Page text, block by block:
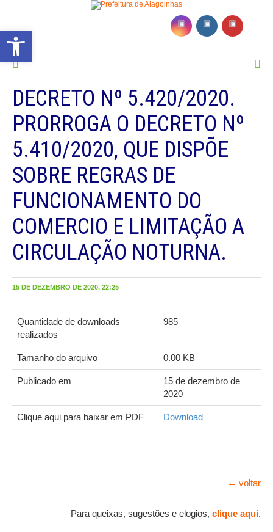
MENU
DECRETO Nº 5.420/2020.
PRORROGA O DECRETO Nº
5.410/2020, QUE DISPÕE
SOBRE REGRAS DE
FUNCIONAMENTO DO
COMERCIO E LIMITAÇÃO A
CIRCULAÇÃO NOTURNA.
15 DE DEZEMBRO DE 2020, 22:25
Quantidade de downloads
realizados
985
Tamanho do arquivo 0.00 KB
Publicado em
15 de dezembro de
2020
Clique aqui para baixar em PDF Download
← voltar
Para queixas, sugestões e elogios, clique aqui.
Barra de Ferramentas Aberta